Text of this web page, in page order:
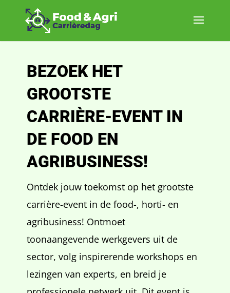
BEZOEK HET
GROOTSTE
CARRIÈRE-EVENT IN
DE FOOD EN
AGRIBUSINESS!
Ontdek jouw toekomst op het grootste
carrière-event in de food-, horti- en
agribusiness! Ontmoet
toonaangevende werkgevers uit de
sector, volg inspirerende workshops en
lezingen van experts, en breid je